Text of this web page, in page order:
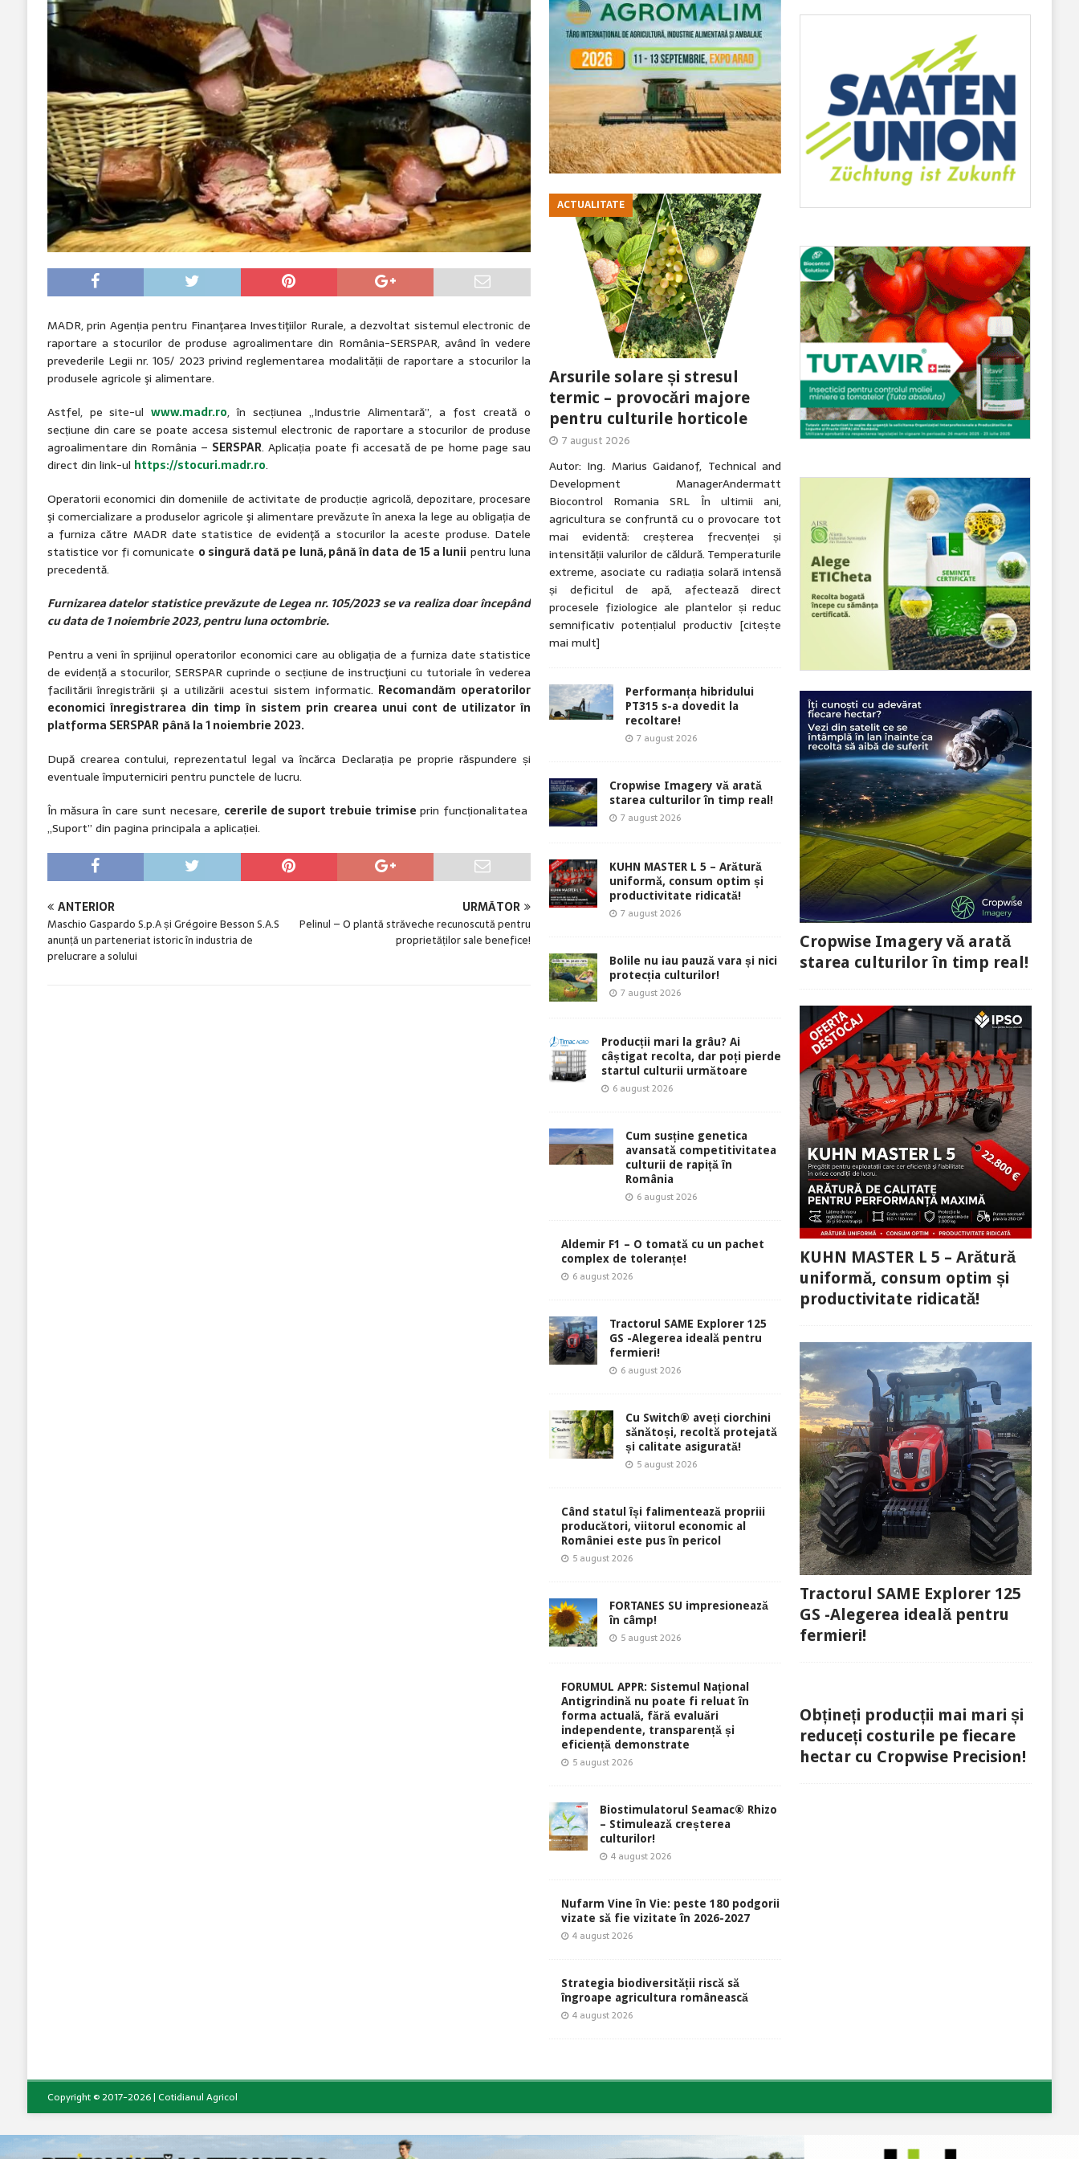
MADR, prin Agenția pentru Finanţarea Investiţiilor Rurale, a dezvoltat sistemul electronic de
raportare a stocurilor de produse agroalimentare din România-SERSPAR, având în vedere
prevederile Legii nr. 105/ 2023 privind reglementarea modalității de raportare a stocurilor la
produsele agricole şi alimentare.
Astfel, pe site-ulwww.madr.ro, în secțiunea „Industrie Alimentară”, a fost creată o
secțiune din care se poate accesa sistemul electronic de raportare a stocurilor de produse
agroalimentare din România – SERSPAR. Aplicația poate fi accesată de pe home page sau
direct din link-ul https://stocuri.madr.ro.
Operatorii economici din domeniile de activitate de producție agricolă, depozitare, procesare
şi comercializare a produselor agricole şi alimentare prevăzute în anexa la lege au obligația de
a furniza către MADR date statistice de evidenţă a stocurilor la aceste produse. Datele
statistice vor fi comunicate o singură dată pe lună, până în data de 15 a lunii pentru luna
precedentă.
Furnizarea datelor statistice prevăzute de Legea nr. 105/2023 se va realiza doar începând
cu data de 1 noiembrie 2023, pentru luna octombrie.
Pentru a veni în sprijinul operatorilor economici care au obligația de a furniza date statistice
de evidență a stocurilor, SERSPAR cuprinde o secțiune de instrucţiuni cu tutoriale în vederea
facilitării înregistrării şi a utilizării acestui sistem informatic. Recomandăm operatorilor
economici înregistrarea din timp în sistem prin crearea unui cont de utilizator în
platforma SERSPAR până la 1 noiembrie 2023.
După crearea contului, reprezentatul legal va încărca Declarația pe proprie răspundere și
eventuale împuterniciri pentru punctele de lucru.
În măsura în care sunt necesare, cererile de suport trebuie trimiseprin funcționalitatea
„Suport” din pagina principala a aplicației.
ANTERIOR
Maschio Gaspardo S.p.A și Grégoire Besson S.A.S
anunță un parteneriat istoric în industria de
prelucrare a solului
URMĂTOR
Pelinul – O plantă străveche recunoscută pentru
proprietăților sale benefice!
ACTUALITATE
Arsurile solare și stresul
termic – provocări majore
pentru culturile horticole
7 august 2026
Autor: Ing. Marius Gaidanof, Technical and
Development ManagerAndermatt
Biocontrol Romania SRL În ultimii ani,
agricultura se confruntă cu o provocare tot
mai evidentă: creșterea frecvenței și
intensității valurilor de căldură. Temperaturile
extreme, asociate cu radiația solară intensă
și deficitul de apă, afectează direct
procesele fiziologice ale plantelor și reduc
semnificativ potențialul productiv [citește
mai mult]
Performanța hibridului
PT315 s-a dovedit la
recoltare!
7 august 2026
Cropwise Imagery vă arată
starea culturilor în timp real!
7 august 2026
KUHN MASTER L 5 – Arătură
uniformă, consum optim și
productivitate ridicată!
7 august 2026
Bolile nu iau pauză vara și nici
protecția culturilor!
7 august 2026
Producții mari la grâu? Ai
câștigat recolta, dar poți pierde
startul culturii următoare
6 august 2026
Cum susține genetica
avansată competitivitatea
culturii de rapiță în
România
6 august 2026
Aldemir F1 – O tomată cu un pachet
complex de toleranțe!
6 august 2026
Tractorul SAME Explorer 125
GS -Alegerea ideală pentru
fermieri!
6 august 2026
Cu Switch® aveți ciorchini
sănătoși, recoltă protejată
și calitate asigurată!
5 august 2026
Când statul își falimentează propriii
producători, viitorul economic al
României este pus în pericol
5 august 2026
FORTANES SU impresionează
în câmp!
5 august 2026
FORUMUL APPR: Sistemul Național
Antigrindină nu poate fi reluat în
forma actuală, fără evaluări
independente, transparență și
eficiență demonstrate
5 august 2026
Biostimulatorul Seamac® Rhizo
– Stimulează creșterea
culturilor!
4 august 2026
Nufarm Vine în Vie: peste 180 podgorii
vizate să fie vizitate în 2026-2027
4 august 2026
Strategia biodiversității riscă să
îngroape agricultura românească
4 august 2026
Cropwise Imagery vă arată
starea culturilor în timp real!
KUHN MASTER L 5 – Arătură
uniformă, consum optim și
productivitate ridicată!
Tractorul SAME Explorer 125
GS -Alegerea ideală pentru
fermieri!
Obțineți producții mai mari și
reduceți costurile pe fiecare
hectar cu Cropwise Precision!
Copyright © 2017-2026 | Cotidianul Agricol